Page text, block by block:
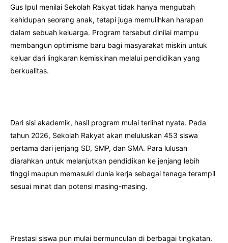
Gus Ipul menilai Sekolah Rakyat tidak hanya mengubah
kehidupan seorang anak, tetapi juga memulihkan harapan
dalam sebuah keluarga. Program tersebut dinilai mampu
membangun optimisme baru bagi masyarakat miskin untuk
keluar dari lingkaran kemiskinan melalui pendidikan yang
berkualitas.
Dari sisi akademik, hasil program mulai terlihat nyata. Pada
tahun 2026, Sekolah Rakyat akan meluluskan 453 siswa
pertama dari jenjang SD, SMP, dan SMA. Para lulusan
diarahkan untuk melanjutkan pendidikan ke jenjang lebih
tinggi maupun memasuki dunia kerja sebagai tenaga terampil
sesuai minat dan potensi masing-masing.
Prestasi siswa pun mulai bermunculan di berbagai tingkatan.